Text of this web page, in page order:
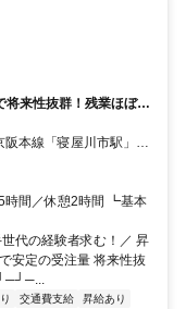
将来性抜群！残業ほぼな
時間／休憩2時間 ┗基本
の経験者求む！／ 昇
安定の受注量 将来性抜
交通費支給
昇給あり